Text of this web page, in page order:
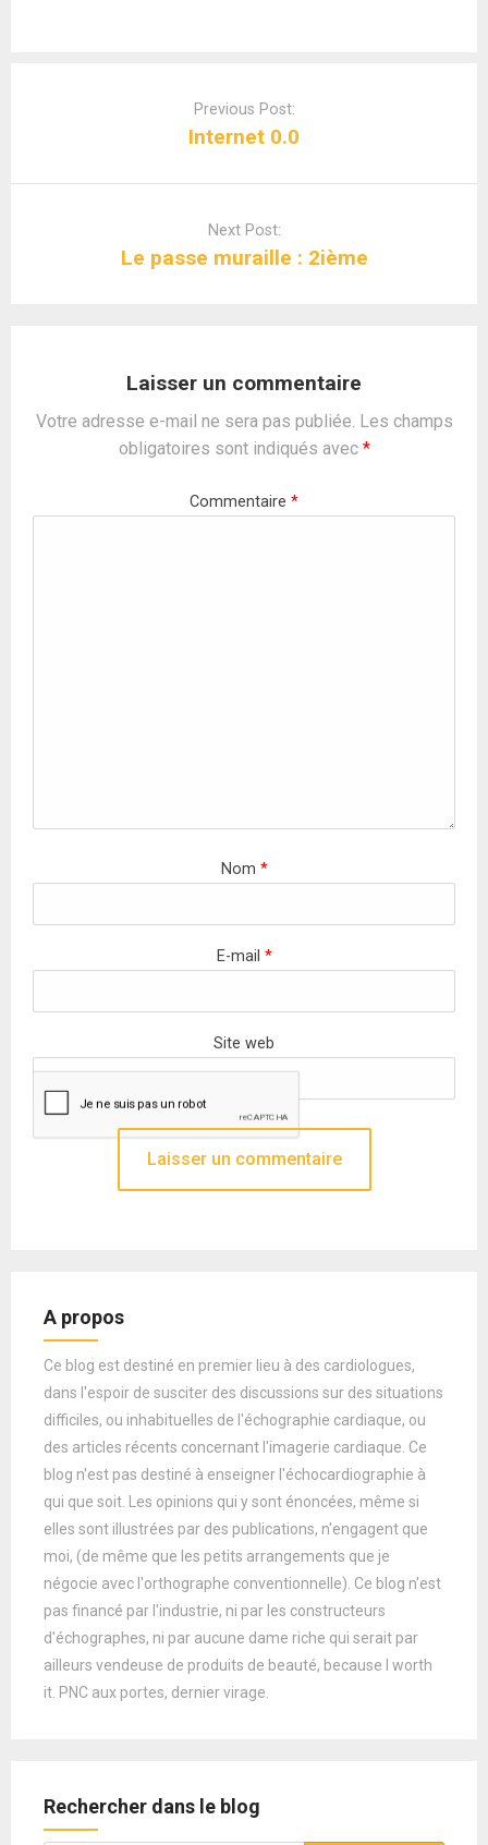
Previous Post:
Internet 0.0
Next Post:
Le passe muraille : 2ième
Laisser un commentaire
Votre adresse e-mail ne sera pas publiée. Les champs
obligatoires sont indiqués avec *
Commentaire *
Nom *
E-mail *
Site web
A propos
Ce blog est destiné en premier lieu à des cardiologues,
dans l'espoir de susciter des discussions sur des situations
difficiles, ou inhabituelles de l'échographie cardiaque, ou
des articles récents concernant l'imagerie cardiaque. Ce
blog n'est pas destiné à enseigner l'échocardiographie à
qui que soit. Les opinions qui y sont énoncées, même si
elles sont illustrées par des publications, n'engagent que
moi, (de même que les petits arrangements que je
négocie avec l'orthographe conventionnelle). Ce blog n'est
pas financé par l'industrie, ni par les constructeurs
d'échographes, ni par aucune dame riche qui serait par
ailleurs vendeuse de produits de beauté, because I worth
it. PNC aux portes, dernier virage.
Rechercher dans le blog